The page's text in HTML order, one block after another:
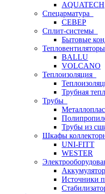
AQUATECH
Спецарматура
СЕВЕР
Сплит-системы
Бытовые
Тепловентиляторы
BALLU
VOLCANO
Теплоизоляция
Трубная
Трубы
Трубы из
Шкафы
UNI-FITT
WESTER
Источники